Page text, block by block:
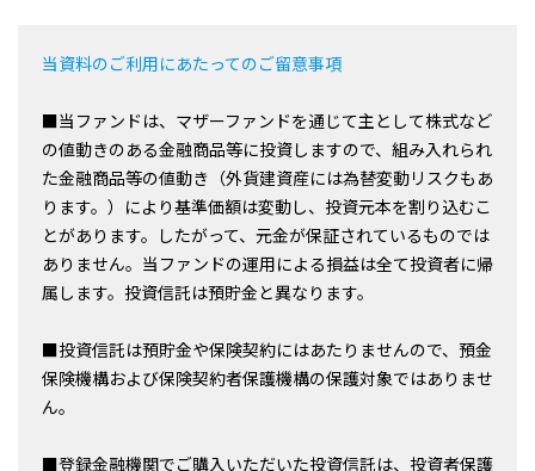
当資料のご利用にあたってのご留意事項
■当ファンドは、マザーファンドを通じて主として株式など
の値動きのある金融商品等に投資しますので、組み入れられ
た金融商品等の値動き（外貨建資産には為替変動リスクもあ
ります。）により基準価額は変動し、投資元本を割り込むこ
とがあります。したがって、元金が保証されているものでは
ありません。当ファンドの運用による損益は全て投資者に帰
属します。投資信託は預貯金と異なります。
■投資信託は預貯金や保険契約にはあたりませんので、預金
保険機構および保険契約者保護機構の保護対象ではありませ
ん。
■登録金融機関でご購入いただいた投資信託は、投資者保護